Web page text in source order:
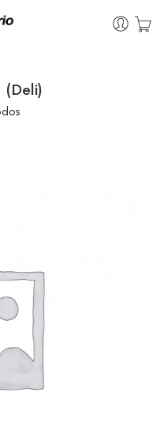
(Deli)